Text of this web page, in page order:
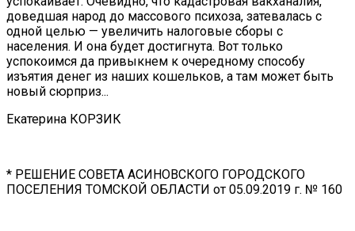
доведшая народ до массового психоза, затевалась с
одной целью — увеличить налоговые сборы с
населения. И она будет достигнута. Вот только
успокоимся да привыкнем к очередному способу
изъятия денег из наших кошельков, а там может быть
новый сюрприз...
Екатерина КОРЗИК
* РЕШЕНИЕ СОВЕТА АСИНОВСКОГО ГОРОДСКОГО
ПОСЕЛЕНИЯ ТОМСКОЙ ОБЛАСТИ от 05.09.2019 г. № 160